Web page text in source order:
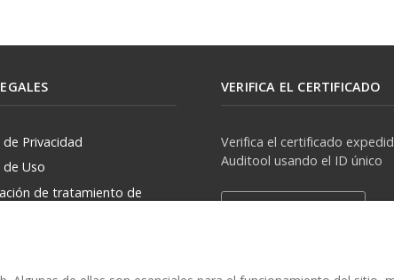
Privacidad
Uso
de tratamiento de
VERIFICA EL CERTIFICADO
Verifica el certificado
Auditool usando el ID único